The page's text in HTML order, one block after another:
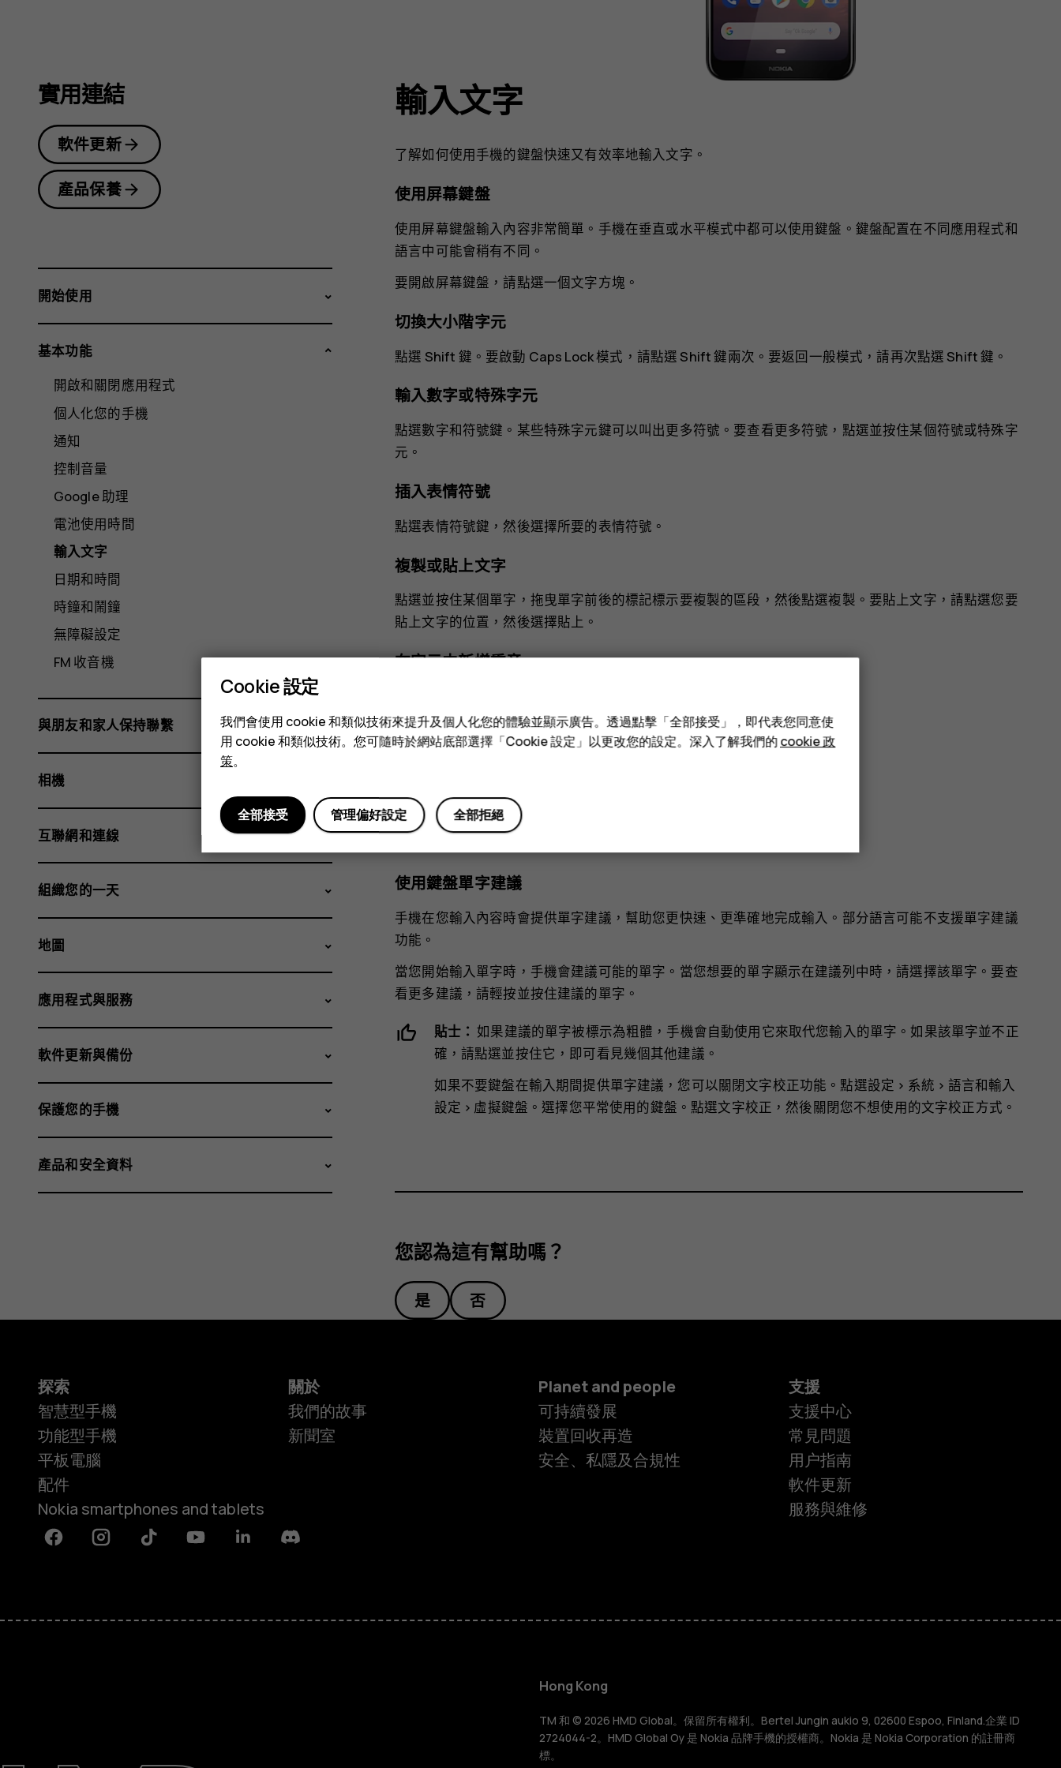
南
智慧型手機
功能型手機
配件
輸入文字
了解如何使用手機的鍵盤快速又有效率地輸入文字。
使用屏幕鍵盤
使用屏幕鍵盤輸入內容非常簡單。手機在垂直或水平模式中都可以使用鍵盤。鍵盤配置在不同應用程式和
語言中可能會稍有不同。
要開啟屏幕鍵盤，請點選一個文字方塊。
切換大小階字元
點選 Shift 鍵。要啟動 Caps Lock 模式，請點選 Shift 鍵兩次。要返回一般模式，請再次點選 Shift 鍵。
輸入數字或特殊字元
點選數字和符號鍵。某些特殊字元鍵可以叫出更多符號。要查看更多符號，點選並按住某個符號或特殊字
元。
插入表情符號
點選表情符號鍵，然後選擇所要的表情符號。
複製或貼上文字
點選並按住某個單字，拖曳單字前後的標記標示要複製的區段，然後點選複製 。要貼上文字，請點選您要
貼上文字的位置，然後選擇貼上 。
在字元中新增重音
刪除字元
移動游標
使用鍵盤單字建議
手機在您輸入內容時會提供單字建議，幫助您更快速、更準確地完成輸入。部分語言可能不支援單字建議
功能。
當您開始輸入單字時，手機會建議可能的單字。當您想要的單字顯示在建議列中時，請選擇該單字。要查
看更多建議，請輕按並按住建議的單字。
貼士： 如果建議的單字被標示為粗體，手機會自動使用它來取代您輸入的單字。如果該單字並不正
確，請點選並按住它，即可看見幾個其他建議。
如果不要鍵盤在輸入期間提供單字建議，您可以關閉文字校正功能。點選設定 > 系統 > 語言和輸入
設定 > 虛擬鍵盤 。選擇您平常使用的鍵盤。點選文字校正 ，然後關閉您不想使用的文字校正方式。
您認為這有幫助嗎？
是 否
實用連結
軟件更新
產品保養
開始使用
基本功能
開啟和關閉應用程式
個人化您的手機
通知
控制音量
Google 助理
電池使用時間
輸入文字
日期和時間
時鐘和鬧鐘
無障礙設定
FM 收音機
與朋友和家人保持聯繫
相機
互聯網和連線
組織您的一天
地圖
應用程式與服務
軟件更新與備份
保護您的手機
產品和安全資料
探索
智慧型手機
功能型手機
平板電腦
配件
Nokia smartphones and tablets
關於
我們的故事
新聞室
Planet and people
可持續發展
裝置回收再造
安全、私隱及合規性
支援
支援中心
常見問題
用户指南
軟件更新
服務與維修
FacebookInstagramTiktok YoutubeLinkedinDiscord
Hong Kong
TM 和 © 2026 HMD Global。保留所有權利。Bertel Jungin aukio 9, 02600 Espoo, Finland.企業 ID
2724044-2。HMD Global Oy 是 Nokia 品牌手機的授權商。Nokia 是 Nokia Corporation 的註冊商
標。
Cookie 設定
我們會使用 cookie 和類似技術來提升及個人化您的體驗並顯示廣告。透過點擊「全部接受」，即代表您同意使
用 cookie 和類似技術。您可隨時於網站底部選擇「Cookie 設定」以更改您的設定。深入了解我們的cookie 政
策。
全部拒絕
管理偏好設定
全部接受